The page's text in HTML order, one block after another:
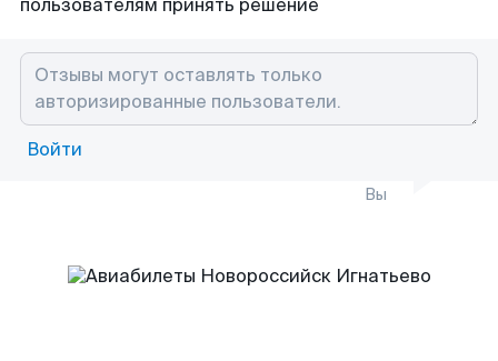
пользователям принять решение
Войти
Вы